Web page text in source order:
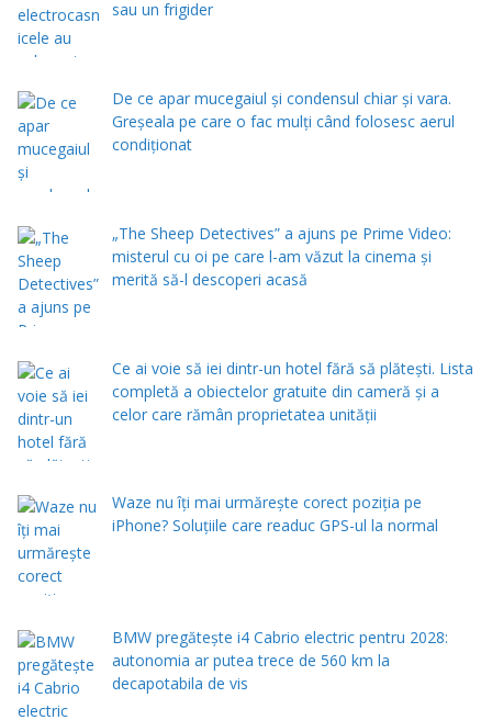
sau un frigider
De ce apar mucegaiul și condensul chiar și vara.
Greșeala pe care o fac mulți când folosesc aerul
condiționat
„The Sheep Detectives” a ajuns pe Prime Video:
misterul cu oi pe care l-am văzut la cinema și
merită să-l descoperi acasă
Ce ai voie să iei dintr-un hotel fără să plătești. Lista
completă a obiectelor gratuite din cameră și a
celor care rămân proprietatea unității
Waze nu îți mai urmărește corect poziția pe
iPhone? Soluțiile care readuc GPS-ul la normal
BMW pregătește i4 Cabrio electric pentru 2028:
autonomia ar putea trece de 560 km la
decapotabila de vis